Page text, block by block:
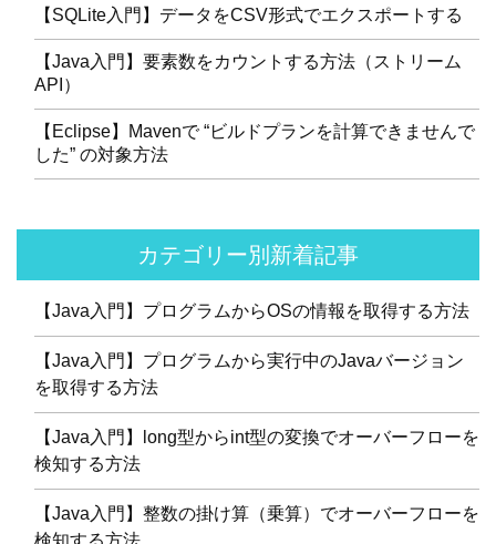
【SQLite入門】データをCSV形式でエクスポートする
【Java入門】要素数をカウントする方法（ストリーム
API）
【Eclipse】Mavenで “ビルドプランを計算できませんで
した” の対象方法
カテゴリー別新着記事
【Java入門】プログラムからOSの情報を取得する方法
【Java入門】プログラムから実行中のJavaバージョン
を取得する方法
【Java入門】long型からint型の変換でオーバーフローを
検知する方法
【Java入門】整数の掛け算（乗算）でオーバーフローを
検知する方法